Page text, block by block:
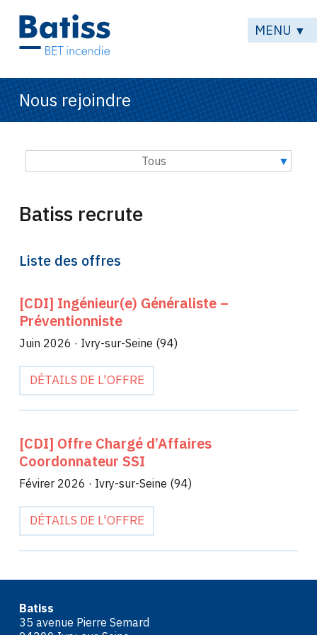
MENU ▼
Nous rejoindre
Tous
Batiss recrute
Liste des offres
[CDI] Ingénieur(e) Généraliste –
Préventionniste
Juin 2026 · Ivry-sur-Seine (94)
DÉTAILS DE L'OFFRE
[CDI] Offre Chargé d’Affaires
Coordonnateur SSI
Févirer 2026 · Ivry-sur-Seine (94)
DÉTAILS DE L'OFFRE
Batiss
35 avenue Pierre Semard